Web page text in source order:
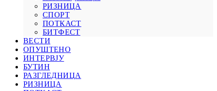
РИЗНИЦА
СПОРТ
ПОТКАСТ
БИТФЕСТ
ВЕСТИ
ОПУШТЕНО
ИНТЕРВЈУ
БУТИН
РАЗГЛЕДНИЦА
РИЗНИЦА